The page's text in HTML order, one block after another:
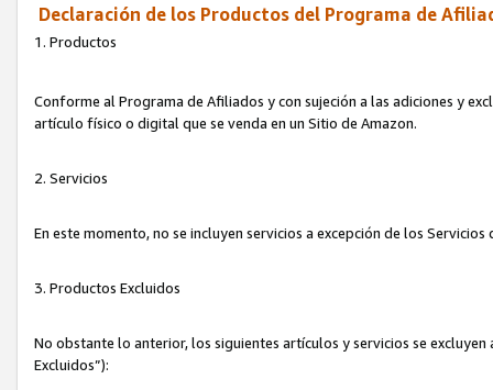
Declaración de los Productos del Programa de
1. Productos
Conforme al Programa de Afiliados y con sujeción a las adiciones y
artículo físico o digital que se venda en un Sitio de Amazon.
2. Servicios
En este momento, no se incluyen servicios a excepción de los
3. Productos Excluidos
No obstante lo anterior, los siguientes artículos y servicios se
Excluidos”):